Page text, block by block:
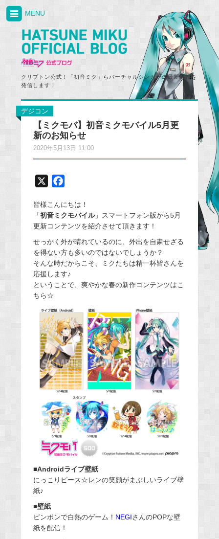
クリプトン公式！「初音ミク」らバーチャルシンガーの最新情報を
発信します！
MENU
デジコン
【ミクモバ】初音ミクモバイル5月更
新のお知らせ
2020年5月13日 11:00
c
e
b
o
o
k
皆様こんにちは！
「初音ミクモバイル」スマートフォン版から5月
更新コンテンツを紹介させて頂きます！
せっかく外が晴れているのに、外出を自粛せざる
を得ない方も多いのではないでしょうか？
そんな時だからこそ、ミクたちは精一杯皆さんを
応援します♪
ということで、爽やかな春の新作コンテンツはこ
ちら☆
■Androidライブ壁紙
にっこりピース☆レンの笑顔がまぶしいライブ壁
紙♪
■壁紙
ピンポンで白熱のゲーム！ NEGIさんのPOPな壁
紙を配信！